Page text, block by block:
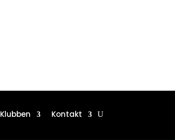
Klubben Kontakt